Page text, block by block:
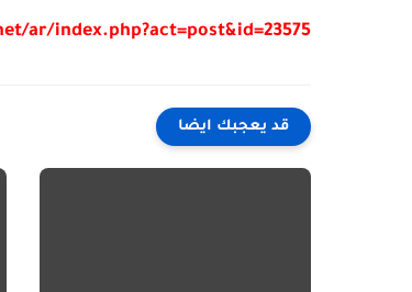
ar/index.php?act=post&id=23575
قد يعجبك ايضا